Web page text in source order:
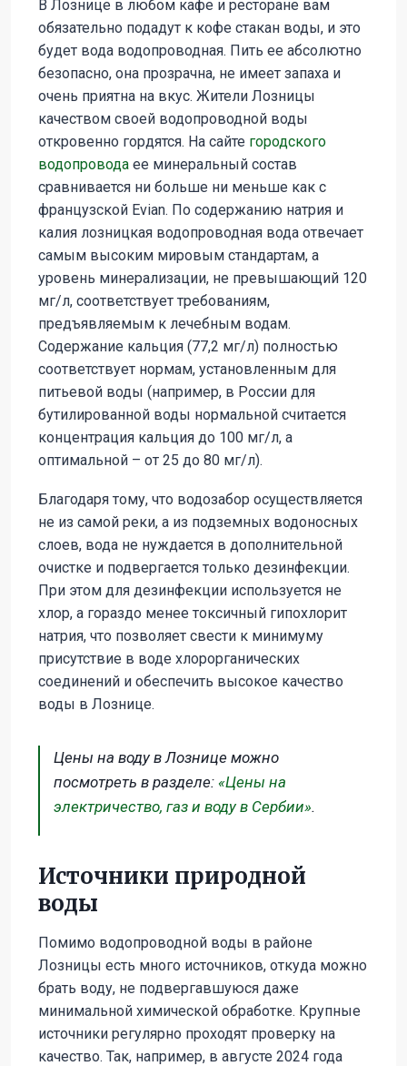
В Лознице в любом кафе и ресторане вам
обязательно подадут к кофе стакан воды, и это
будет вода водопроводная. Пить ее абсолютно
безопасно, она прозрачна, не имеет запаха и
очень приятна на вкус. Жители Лозницы
качеством своей водопроводной воды
откровенно гордятся. На сайте городского
водопровода ее минеральный состав
сравнивается ни больше ни меньше как с
французской Evian. По содержанию натрия и
калия лозницкая водопроводная вода отвечает
самым высоким мировым стандартам, а
уровень минерализации, не превышающий 120
мг/л, соответствует требованиям,
предъявляемым к лечебным водам.
Содержание кальция (77,2 мг/л) полностью
соответствует нормам, установленным для
питьевой воды (например, в России для
бутилированной воды нормальной считается
концентрация кальция до 100 мг/л, а
оптимальной – от 25 до 80 мг/л).
Благодаря тому, что водозабор осуществляется
не из самой реки, а из подземных водоносных
слоев, вода не нуждается в дополнительной
очистке и подвергается только дезинфекции.
При этом для дезинфекции используется не
хлор, а гораздо менее токсичный гипохлорит
натрия, что позволяет свести к минимуму
присутствие в воде хлорорганических
соединений и обеспечить высокое качество
воды в Лознице.
Цены на воду в Лознице можно
посмотреть в разделе: «Цены на
электричество, газ и воду в Сербии».
Источники природной
воды
Помимо водопроводной воды в районе
Лозницы есть много источников, откуда можно
брать воду, не подвергавшуюся даже
минимальной химической обработке. Крупные
источники регулярно проходят проверку на
качество. Так, например, в августе 2024 года